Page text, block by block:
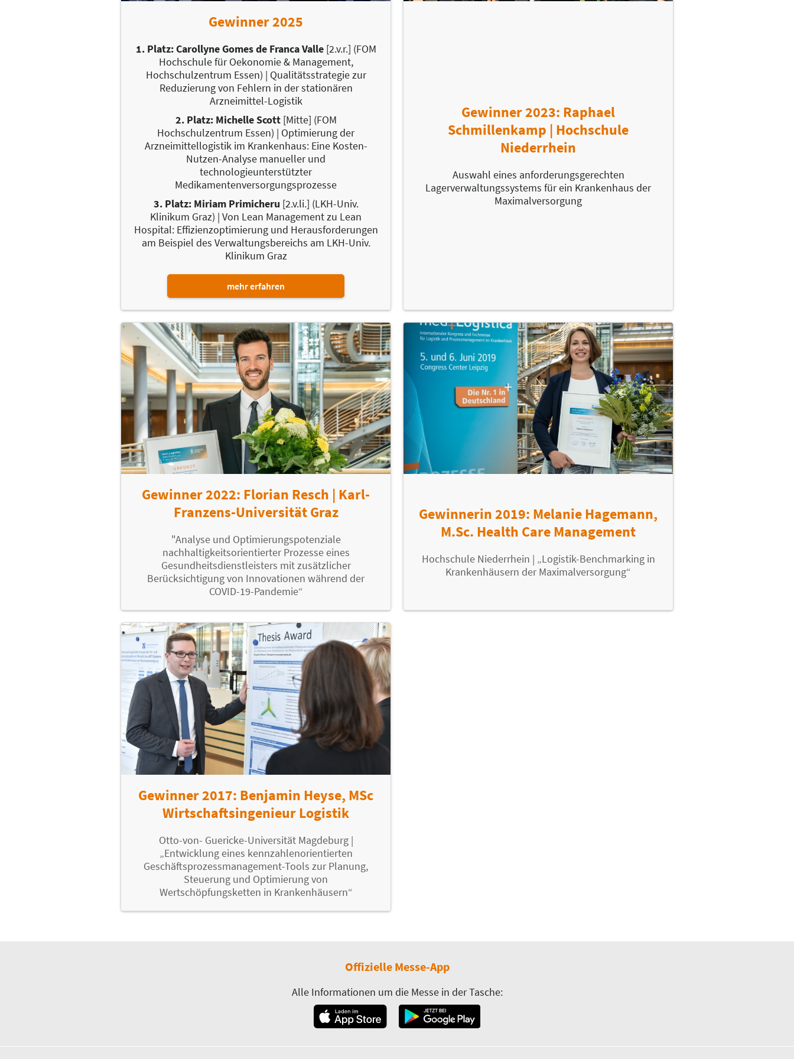
Gewinner 2025
1. Platz: Carollyne Gomes de Franca Valle[2.v.r.] (FOM
Hochschule für Oekonomie & Management,
Hochschulzentrum Essen) | Qualitätsstrategie zur
Reduzierung von Fehlern in der stationären
Arzneimittel-Logistik
2. Platz: Michelle Scott[Mitte] (FOM
Hochschulzentrum Essen) | Optimierung der
Arzneimittellogistik im Krankenhaus: Eine Kosten-
Nutzen-Analyse manueller und
technologieunterstützter
Medikamentenversorgungsprozesse
3. Platz: Miriam Primicheru [2.v.li.] (LKH-Univ.
Klinikum Graz) | Von Lean Management zu Lean
Hospital: Effizienzoptimierung und Herausforderungen
am Beispiel des Verwaltungsbereichs am LKH-Univ.
Klinikum Graz
mehr erfahren
Gewinner 2023: Raphael
Schmillenkamp | Hochschule
Niederrhein
Auswahl eines anforderungsgerechten
Lagerverwaltungssystems für ein Krankenhaus der
Maximalversorgung
Gewinner 2022: Florian Resch | Karl-
Franzens-Universität Graz
"Analyse und Optimierungspotenziale
nachhaltigkeitsorientierter Prozesse eines
Gesundheitsdienstleisters mit zusätzlicher
Berücksichtigung von Innovationen während der
COVID-19-Pandemie“
Gewinnerin 2019: Melanie Hagemann,
M.Sc. Health Care Management
Hochschule Niederrhein | „Logistik-Benchmarking in
Krankenhäusern der Maximalversorgung“
Gewinner 2017: Benjamin Heyse, MSc
Wirtschaftsingenieur Logistik
Otto-von- Guericke-Universität Magdeburg |
„Entwicklung eines kennzahlenorientierten
Geschäftsprozessmanagement-Tools zur Planung,
Steuerung und Optimierung von
Wertschöpfungsketten in Krankenhäusern“
Offizielle Messe-App
Alle Informationen um die Messe in der Tasche: